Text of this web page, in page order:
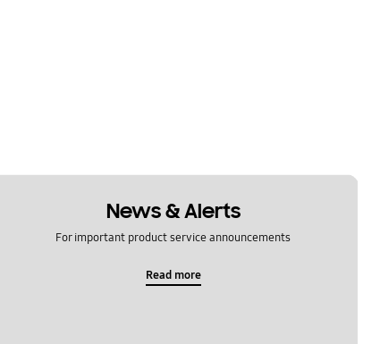
News & Alerts
For important product service announcements
Read more